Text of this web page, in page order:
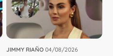
JIMMY RIAÑO 04/08/2026